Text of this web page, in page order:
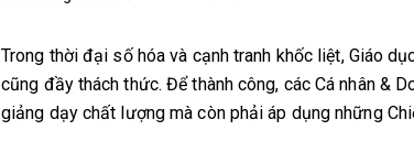
Trong thời đại số hóa và cạnh tranh khốc liệt, Giáo
cũng đầy thách thức. Để thành công, các Cá nhân &
giảng dạy chất lượng mà còn phải áp dụng những